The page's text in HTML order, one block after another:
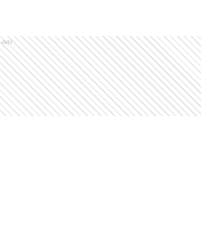
Ads